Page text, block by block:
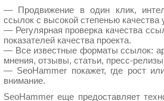
— Продвижение в один клик,
ссылок с высокой степенью
— Регулярная проверка качества
показателей качества проекта.
— Все известные форматы ссылок:
мнения, отзывы, статьи, пресс-
— SeoHammer покажет, где рост
внимание.
SeoHammer еще предоставляет